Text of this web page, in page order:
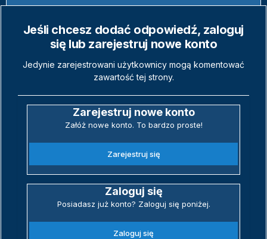
Jeśli chcesz dodać odpowiedź, zaloguj
się lub zarejestruj nowe konto
Jedynie zarejestrowani użytkownicy mogą komentować
zawartość tej strony.
Zarejestruj nowe konto
Załóż nowe konto. To bardzo proste!
Zarejestruj się
Zaloguj się
Posiadasz już konto? Zaloguj się poniżej.
Zaloguj się